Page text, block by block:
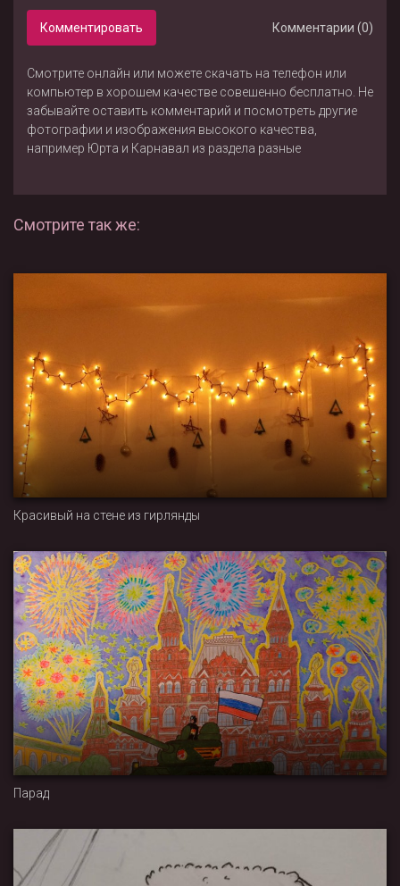
Комментировать Комментарии (0)
Смотрите онлайн или можете скачать на телефон или
компьютер в хорошем качестве совешенно бесплатно. Не
забывайте оставить комментарий и посмотреть другие
фотографии и изображения высокого качества,
например Юрта и Карнавал из раздела разные
Смотрите так же:
Красивый на стене из гирлянды
Парад